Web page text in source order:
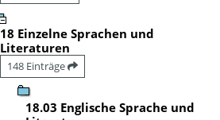
18 Einzelne Sprachen und
Literaturen
148 Einträge
18.03 Englische Sprache und